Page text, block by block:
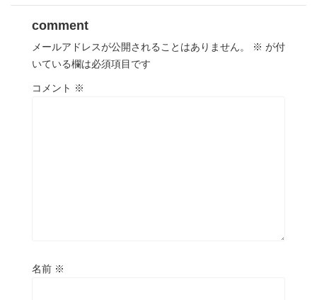
comment
メールアドレスが公開されることはありません。 ※ が付
いている欄は必須項目です
コメント ※
名前 ※